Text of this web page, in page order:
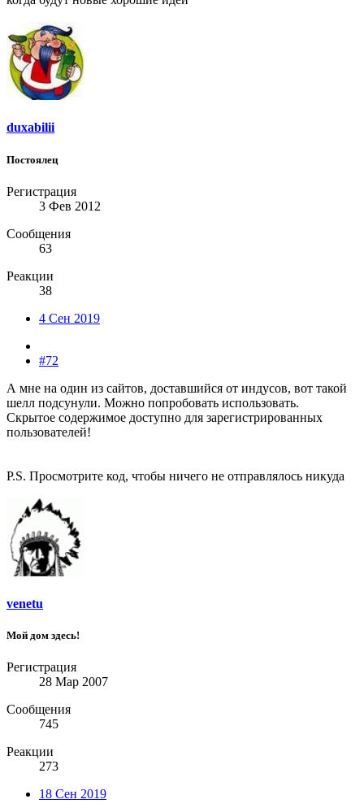
duxabilii
Постоялец
Регистрация
3 Фев 2012
Сообщения
63
Реакции
38
4 Сен 2019
#72
А мне на один из сайтов, доставшийся от индусов, вот такой
шелл подсунули. Можно попробовать использовать.
Скрытое содержимое доступно для зарегистрированных
пользователей!
P.S. Просмотрите код, чтобы ничего не отправлялось никуда
venetu
Мой дом здесь!
Регистрация
28 Мар 2007
Сообщения
745
Реакции
273
18 Сен 2019